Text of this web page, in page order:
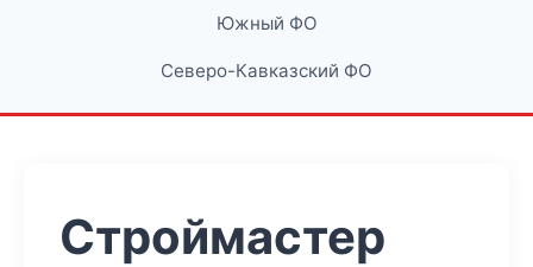
Южный ФО
Северо-Кавказский ФО
Строймастер